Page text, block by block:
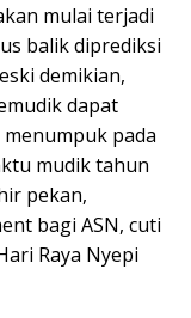
mulai terjadi
balik diprediksi
demikian,
dapat
pada
mudik tahun
pekan,
bagi ASN, cuti
Raya Nyepi